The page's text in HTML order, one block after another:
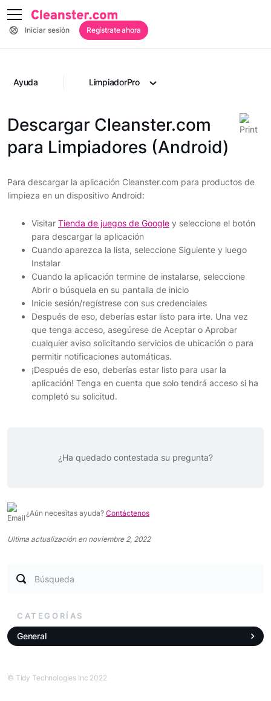
Iniciar sesión Regístrate ahora
Ayuda LimpiadorPro
Búsqueda
CATEGORÍAS
General
Descargar Cleanster.com
para Limpiadores (Android)
Para descargar la aplicación Cleanster.com para productos de
limpieza en un dispositivo Android:
Visitar Tienda de juegos de Google y seleccione el botón
para descargar la aplicación
Cuando aparezca la lista, seleccione Siguiente y luego
Instalar
Cuando la aplicación termine de instalarse, seleccione
Abrir o búsquela en su pantalla de inicio
Inicie sesión/regístrese con sus credenciales
Después de eso, deberías estar listo para irte. Una vez
que tenga acceso, asegúrese de Aceptar o Aprobar
cualquier aviso solicitando servicios de ubicación o para
permitir notificaciones automáticas.
¡Después de eso, deberías estar listo para usar la
aplicación! Tenga en cuenta que solo tendrá acceso si ha
completó su solicitud.
¿Ha quedado contestada su pregunta?
¿Aún necesitas ayuda? Contáctenos
Ultima actualización en noviembre 2, 2022
© Tidy Technologies Inc 2022